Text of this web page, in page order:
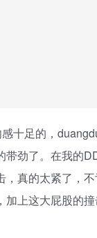
十足的，
带劲了。在我的
，真的太紧了，
加上这大屁股的